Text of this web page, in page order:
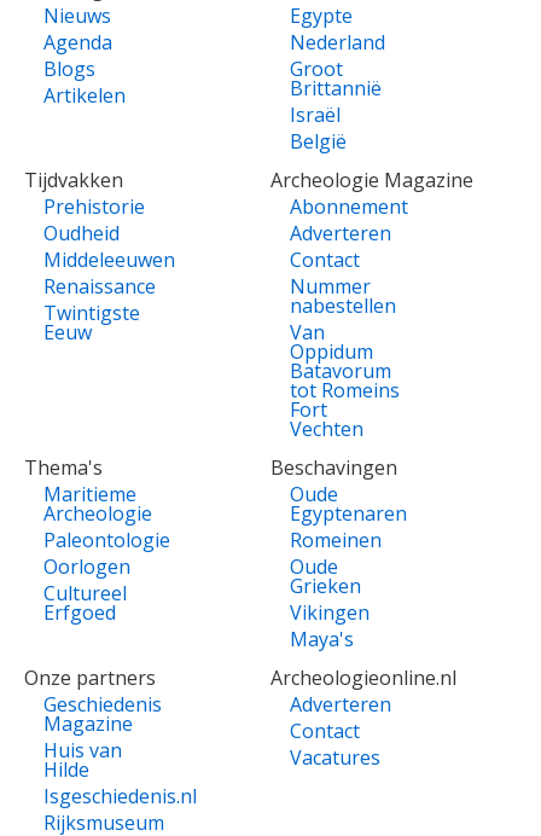
Nieuws
Agenda
Blogs
Artikelen
Egypte
Nederland
Groot
Brittannië
Israël
België
Tijdvakken
Prehistorie
Oudheid
Middeleeuwen
Renaissance
Twintigste
Eeuw
Archeologie Magazine
Abonnement
Adverteren
Contact
Nummer
nabestellen
Van
Oppidum
Batavorum
tot Romeins
Fort
Vechten
Thema's
Maritieme
Archeologie
Paleontologie
Oorlogen
Cultureel
Erfgoed
Beschavingen
Oude
Egyptenaren
Romeinen
Oude
Grieken
Vikingen
Maya's
Onze partners
Geschiedenis
Magazine
Huis van
Hilde
Isgeschiedenis.nl
Rijksmuseum
Archeologieonline.nl
Adverteren
Contact
Vacatures